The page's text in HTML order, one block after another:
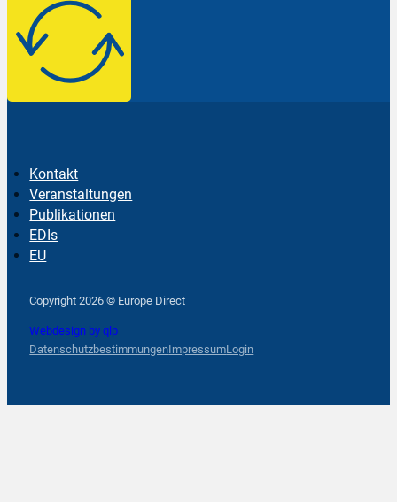
Kontakt
Veranstaltungen
Publikationen
EDIs
EU
Copyright 2026 © Europe Direct
Webdesign by qlp
DatenschutzbestimmungenImpressumLogin